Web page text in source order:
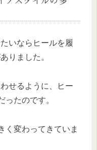
いならヒールを履
りました。
せるように、ヒー
ったのです。
く変わってきていま